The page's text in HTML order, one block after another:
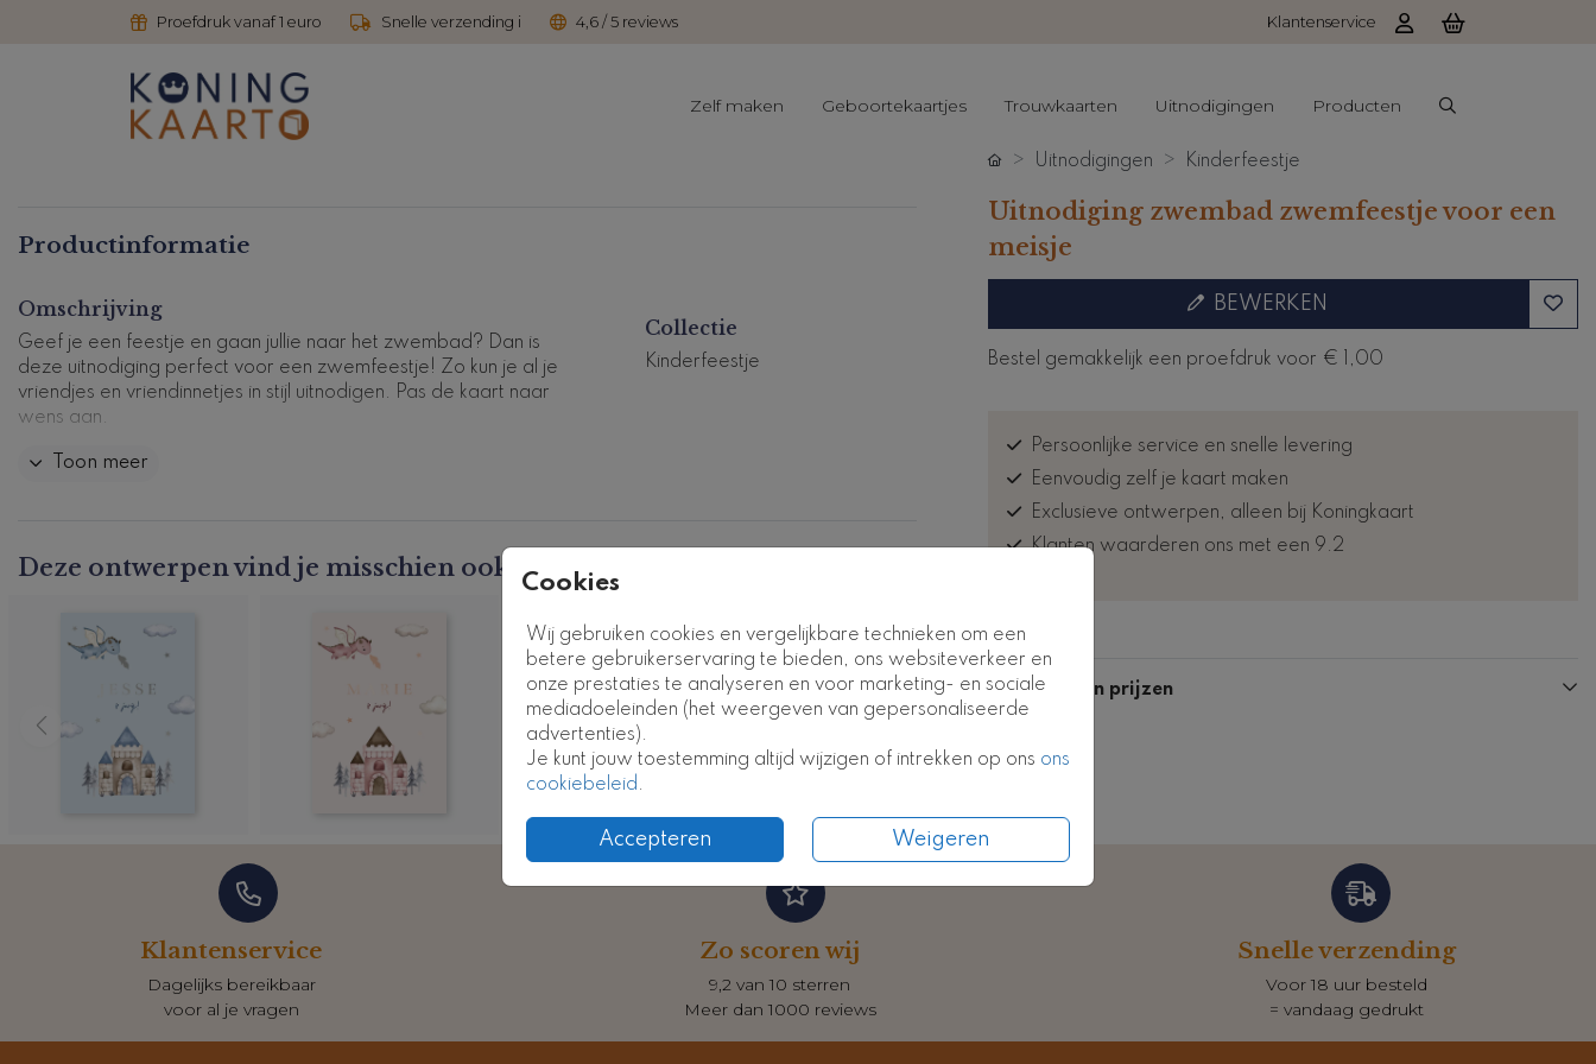
Proefdruk vanaf 1 euro Snelle verzending i 4,6 / 5 reviews Klantenservice
Zelf maken Geboortekaartjes Trouwkaarten Uitnodigingen Producten
Cookies
Wij gebruiken cookies en vergelijkbare technieken om een
betere gebruikerservaring te bieden, ons websiteverkeer en
onze prestaties te analyseren en voor marketing- en sociale
mediadoeleinden (het weergeven van gepersonaliseerde
advertenties).
Je kunt jouw toestemming altijd wijzigen of intrekken op ons ons
cookiebeleid.
Accepteren Weigeren
Productinformatie
Omschrijving
Geef je een feestje en gaan jullie naar het zwembad? Dan is
deze uitnodiging perfect voor een zwemfeestje! Zo kun je al je
vriendjes en vriendinnetjes in stijl uitnodigen. Pas de kaart naar
wens aan.
Kaartcode: KFS-007m
Toon meer
Collectie
Kinderfeestje
Deze ontwerpen vind je misschien ook leuk
Uitnodigingen Kinderfeestje
Uitnodiging zwembad zwemfeestje voor een
meisje
BEWERKEN
Bestel gemakkelijk een proefdruk voor € 1,00
Persoonlijke service en snelle levering
Eenvoudig zelf je kaart maken
Exclusieve ontwerpen, alleen bij Koningkaart
Klanten waarderen ons met een 9.2
Formaten en prijzen
Klantenservice
Dagelijks bereikbaar
voor al je vragen
Zo scoren wij
9,2 van 10 sterren
Meer dan 1000 reviews
Snelle verzending
Voor 18 uur besteld
= vandaag gedrukt